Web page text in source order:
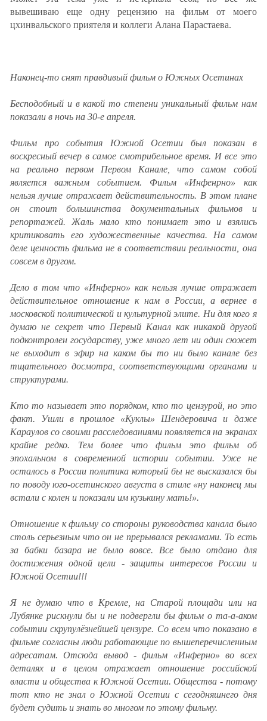
ЗАСТАВЛЯЕТ
КАВКАЗ ЗА ПАЛЕСТИНУ
Дагестан
Ингушетия
Карачаево-Черкесия
Краснодарский край
Нагорный Карабах
Российская Федерация
Ростовская область
Северная Осетия - Алания
СКФО
Ставропольский край
Чечня
Южная Осетия
Южный Кавказ
ЮФО
вывешиваю еще одну рецензию на фильм от моего
цхинвальского приятеля и коллеги Алана Парастаева.
Наконец-то снят правдивый фильм о Южных Осетинах
Бесподобный и в какой то степени уникальный фильм нам
показали в ночь на 30-е апреля.
Фильм про события Южной Осетии был показан в
воскресный вечер в самое смотрибельное время. И все это
на реально первом Первом Канале, что самом собой
является важным событием. Фильм «Инфенрно» как
нельзя лучше отражает действительность. В этом плане
он стоит большинства документальных фильмов и
репортажей. Жаль мало кто понимает это и взялись
критиковать его художественные качества. На самом
деле ценность фильма не в соответствии реальности, она
совсем в другом.
Дело в том что «Инферно» как нельзя лучше отражает
действительное отношение к нам в России, а вернее в
московской политической и культурной элите. Ни для кого я
думаю не секрет что Первый Канал как никакой другой
подконтролен государству, уже много лет ни один сюжет
не выходит в эфир на каком бы то ни было канале без
тщательного досмотра, соответствующими органами и
структурами.
Кто то называет это порядком, кто то цензурой, но это
факт. Ушли в прошлое «Куклы» Шендеровича и даже
Караулов со своими расследованиями появляется на экранах
крайне редко. Тем более что фильм это фильм об
эпохальном в современной истории событии. Уже не
осталось в России политика который бы не высказался бы
по поводу юго-осетинского августа в стиле «ну наконец мы
встали с колен и показали им кузькину мать!».
Отношение к фильму со стороны руководства канала было
столь серьезным что он не прерывался рекламами. То есть
за бабки базара не было вовсе. Все было отдано для
достижения одной цели - защиты интересов России и
Южной Осетии!!!
Я не думаю что в Кремле, на Старой площади или на
Лубянке рискнули бы и не подвергли бы фильм о та-а-аком
событии скрупулёзнейшей цензуре. Со всем что показано в
фильме согласны люди работающие по вышеперечисленным
адресатам. Отсюда вывод - фильм «Инферно» во всех
деталях и в целом отражает отношение российской
власти и общества к Южной Осетии. Общества - потому
тот кто не знал о Южной Осетии с сегодняшнего дня
будет судить и знать во многом по этому фильму.